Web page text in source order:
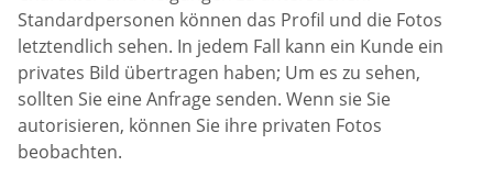
Standardpersonen können das Profil und die Fotos
letztendlich sehen. In jedem Fall kann ein Kunde ein
privates Bild übertragen haben; Um es zu sehen,
sollten Sie eine Anfrage senden. Wenn sie Sie
autorisieren, können Sie ihre privaten Fotos
beobachten.